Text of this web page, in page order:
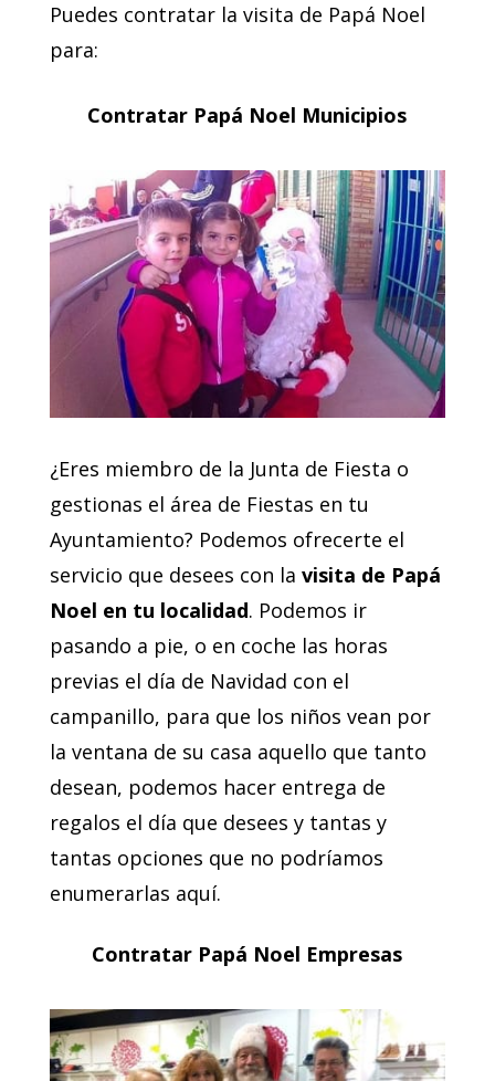
Puedes contratar la visita de Papá Noel
para:
Contratar Papá Noel Municipios
¿Eres miembro de la Junta de Fiesta o
gestionas el área de Fiestas en tu
Ayuntamiento? Podemos ofrecerte el
servicio que desees con la visita de Papá
Noel en tu localidad. Podemos ir
pasando a pie, o en coche las horas
previas el día de Navidad con el
campanillo, para que los niños vean por
la ventana de su casa aquello que tanto
desean, podemos hacer entrega de
regalos el día que desees y tantas y
tantas opciones que no podríamos
enumerarlas aquí.
Contratar Papá Noel Empresas